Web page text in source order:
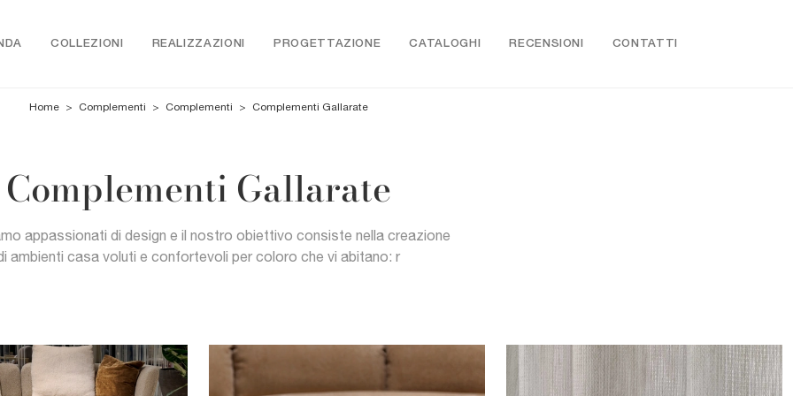
COLLEZIONI REALIZZAZIONI PROGETTAZIONE CATALOGHI RECENSIONI CONTATTI
Home > Complementi > Complementi > Complementi Gallarate
Complementi Gallarate
appassionati di design e il nostro obiettivo consiste nella creazione
ambienti casa voluti e confortevoli per coloro che vi abitano: r